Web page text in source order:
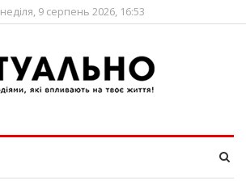
неділя, 9 серпень 2026, 16:53